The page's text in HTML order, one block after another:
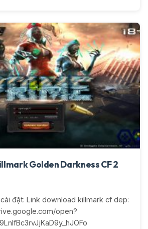
Golden Darkness CF 2
đặt: Link download killmark cf dep:
open?